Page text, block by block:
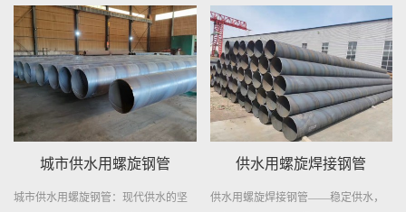
供水用螺旋焊接钢管
供水用螺旋焊接钢管——稳定供水，
自来水输送用螺旋焊管
自来水输送用螺旋焊管——城市供水